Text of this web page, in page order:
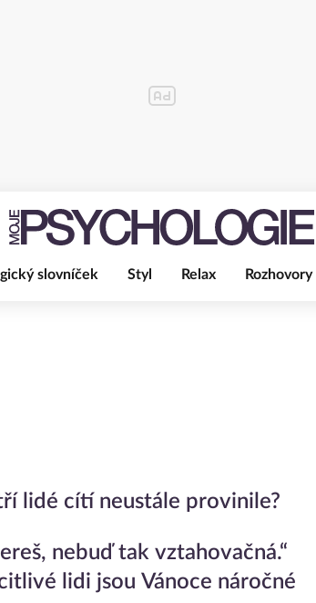
slovníček Styl Relax Rozhovory
lidé cítí neustále provinile?
nebuď tak vztahovačná.“
lidi jsou Vánoce náročné